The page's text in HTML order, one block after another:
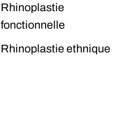
Rhinoplastie
fonctionnelle
Rhinoplastie ethnique